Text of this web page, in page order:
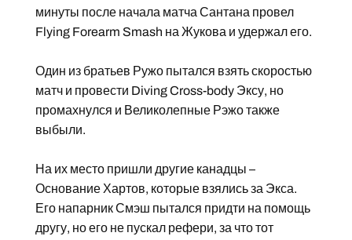
минуты после начала матча Сантана провел
Flying Forearm Smash на Жукова и удержал его.
Один из братьев Ружо пытался взять скоростью
матч и провести Diving Cross-body Эксу, но
промахнулся и Великолепные Рэжо также
выбыли.
На их место пришли другие канадцы –
Основание Хартов, которые взялись за Экса.
Его напарник Смэш пытался придти на помощь
другу, но его не пускал рефери, за что тот